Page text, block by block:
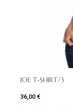
JOE T-SHIRT/3
36,00 €